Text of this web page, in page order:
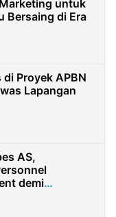
untuk
Bersaing di Era
Proyek APBN
Lapangan
AS,
demi